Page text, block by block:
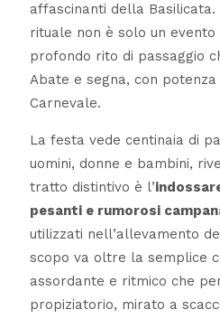
affascinanti della Basilicata.
rituale non è solo un
profondo rito di passaggio
Abate e segna, con
Carnevale.
La festa vede centinaia di
uomini, donne e bambini,
tratto distintivo è l’
pesanti e rumorosi
utilizzati nell’allevamento
scopo va oltre la semplice
assordante e ritmico che
propiziatorio, mirato a